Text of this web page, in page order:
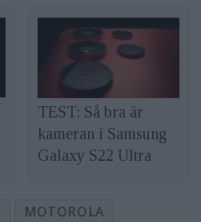
TEST: Så bra är
kameran i Samsung
Galaxy S22 Ultra
MOTOROLA